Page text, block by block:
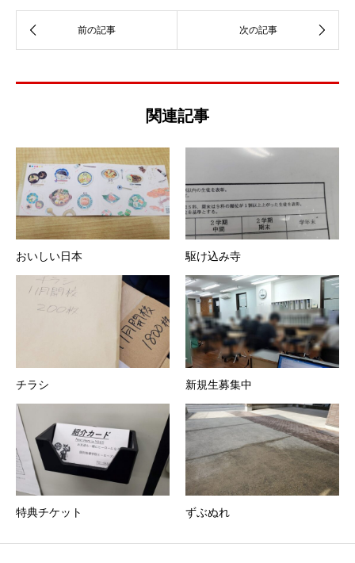
関連記事
おいしい日本 駆け込み寺
チラシ 新規生募集中
特典チケット ずぶぬれ